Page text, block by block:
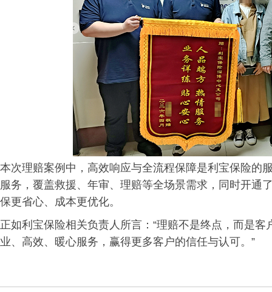
本次理赔案例中，高效响应与全流程保障是利宝保险的
服务，覆盖救援、年审、理赔等全场景需求，同时开通
保更省心、成本更优化。
正如利宝保险相关负责人所言：“理赔不是终点，而是
业、高效、暖心服务，赢得更多客户的信任与认可。”